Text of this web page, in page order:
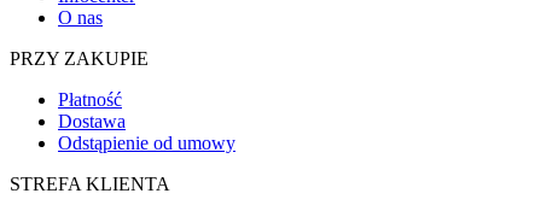
O nas
PRZY ZAKUPIE
Płatność
Dostawa
Odstąpienie od umowy
STREFA KLIENTA